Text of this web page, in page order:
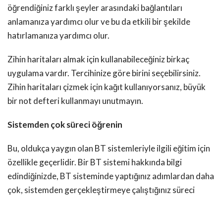
öğrendiğiniz farklı şeyler arasındaki bağlantıları
anlamanıza yardımcı olur ve bu da etkili bir şekilde
hatırlamanıza yardımcı olur.
Zihin haritaları almak için kullanabileceğiniz birkaç
uygulama vardır. Tercihinize göre birini seçebilirsiniz.
Zihin haritaları çizmek için kağıt kullanıyorsanız, büyük
bir not defteri kullanmayı unutmayın.
Sistemden çok süreci öğrenin
Bu, oldukça yaygın olan BT sistemleriyle ilgili eğitim için
özellikle geçerlidir. Bir BT sistemi hakkında bilgi
edindiğinizde, BT sisteminde yaptığınız adımlardan daha
çok, sistemden gerçekleştirmeye çalıştığınız süreci